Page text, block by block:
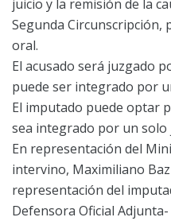
juicio y la remisión de la
Segunda Circunscripción,
oral.
El acusado será juzgado
puede ser integrado por
El imputado puede optar
sea integrado por un solo
En representación del
intervino, Maximiliano
representación del
Defensora Oficial